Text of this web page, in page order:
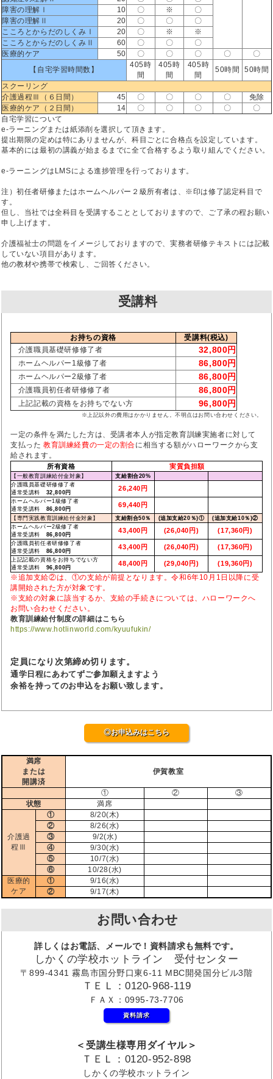
障害の理解Ⅰ
10 〇 ※
〇
障害の理解Ⅱ
20 〇 〇
〇
こころとからだのしくみⅠ
20 〇 ※
※
こころとからだのしくみⅡ
60 〇 〇
〇
医療的ケア
50 〇 〇 〇 〇
〇
【自宅学習時間数】
405時
間
405時
間
405時
間
50時間
50時間
スクーリング
介護過程Ⅲ（６日間）
45 〇 〇 〇 〇
免除
医療的ケア（２日間）
14 〇 〇 〇 〇
〇
自宅学習について
e-ラーニングまたは紙添削を選択して頂きます。
提出期限の定めは特にありませんが、科目ごとに合格点を設定しています。
基本的には最初の講義が始まるまでに全て合格するよう取り組んでください。
e-ラーニングはLMSによる進捗管理を行っております。
注）初任者研修またはホームヘルパー２級所有者は、※印は修了認定科目で
す。
但し、当社では全科目を受講することとしておりますので、ご了承の程お願い
申し上げます。
介護福祉士の問題をイメージしておりますので、実務者研修テキストには記載
していない項目があります。
他の教材や携帯で検索し、ご回答ください。
受講料
お持ちの資格
受講料(税込)
介護職員基礎研修修了者
32,800円
ホームヘルパー1級修了者 86,800円
ホームヘルパー2級修了者 86,800円
介護職員初任者研修修了者 86,800円
上記記載の資格をお持ちでない方 96,800円
※上記以外の費用はかかりません。不明点はお問い合わせください。
一定の条件を満たした方は、受講者本人が指定教育訓練実施者に対して
支払った 教育訓練経費の一定の割合に相当する額がハローワークから支
給されます。
所有資格 実質負担額
【一般教育訓練給付金対象】 支給割合20%
介護職員基礎研修修了者
通常受講料 32,800円
26,240円
ホームヘルパー1級修了者
通常受講料 86,800円
69,440円
【専門実践教育訓練給付金対象】 支給割合50％ (追加支給20％)① (追加支給10％)②
ホームヘルパー2級修了者
通常受講料 86,800円
43,400円 (26,040円) (17,360円)
介護職員初任者研修修了者
通常受講料 86,800円
43,400円 (26,040円) (17,360円)
上記記載の資格をお持ちでない方
通常受講料 96,800円
48,400円 (29,040円) (19,360円)
※追加支給②は、①の支給が前提となります。令和6年10月1日以降に受
講開始された方が対象です。
※支給の対象に該当するか、支給の手続きについては、ハローワークへ
お問い合わせください。
教育訓練給付制度の詳細はこちら
https://www.hotlinworld.com/kyuufukin/
定員になり次第締め切ります。
通学日程にあわてずご参加願えますよう
余裕を持ってのお申込をお願い致します。
◎お申込みはこちら
満席
または
開講済
伊賀教室
① ②
③
状態
満席
介護過
程Ⅲ
①
8/20(木)
②
8/26(水)
③
9/2(水)
④
9/30(水)
⑤
10/7(水)
⑥
10/28(水)
医療的
ケア
①
9/16(水)
②
9/17(木)
お問い合わせ
詳しくはお電話、メールで！資料請求も無料です。
しかくの学校ホットライン 受付センター
〒899-4341 霧島市国分野口東6-11 MBC開発国分ビル3階
ＴＥＬ：0120-968-119
ＦＡＸ：0995-73-7706
資料請求
＜受講生様専用ダイヤル＞
ＴＥＬ：0120-952-898
しかくの学校ホットライン